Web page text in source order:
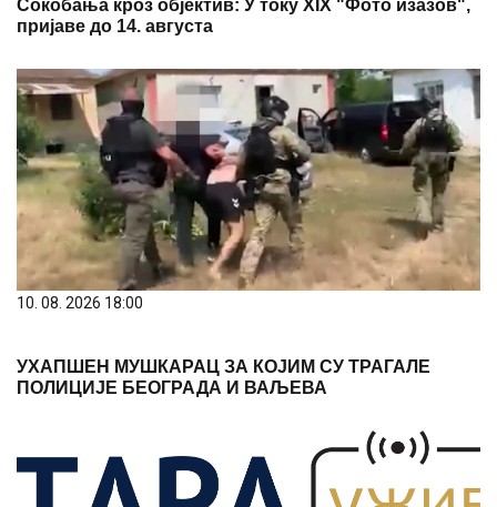
10. 08. 2026 18:00
УХАПШЕН МУШКАРАЦ ЗА КОЈИМ СУ ТРАГАЛЕ
ПОЛИЦИЈЕ БЕОГРАДА И ВАЉЕВА
10. 08. 2026 09:41